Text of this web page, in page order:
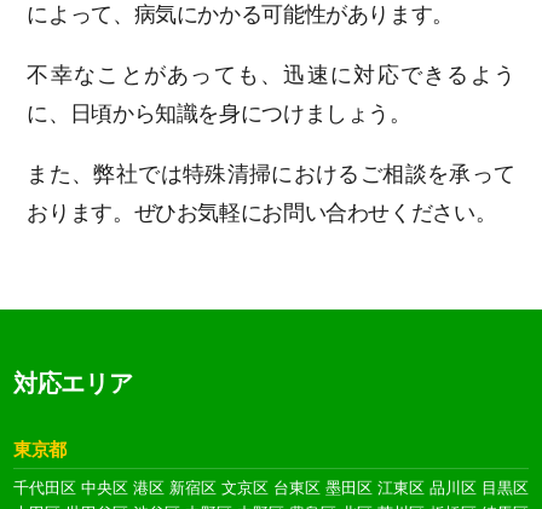
によって、病気にかかる可能性があります。
不幸なことがあっても、迅速に対応できるよう
に、日頃から知識を身につけましょう。
また、弊社では特殊清掃におけるご相談を承って
おります。ぜひお気軽にお問い合わせください。
対応エリア
東京都
千代田区 中央区 港区 新宿区 文京区 台東区 墨田区 江東区 品川区 目黒区